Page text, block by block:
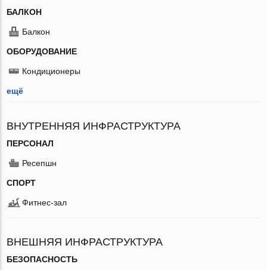
БАЛКОН
Балкон
ОБОРУДОВАНИЕ
Кондиционеры
ещё
ВНУТРЕННЯЯ ИНФРАСТРУКТУРА
ПЕРСОНАЛ
Ресепшн
СПОРТ
Фитнес-зал
ВНЕШНЯЯ ИНФРАСТРУКТУРА
БЕЗОПАСНОСТЬ